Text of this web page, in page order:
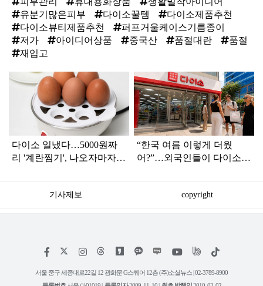
유분기많은피부
다이소꿀템
다이소제품추천
다이소뷰티제품추천
퍼프거울케이스기름종이
저가
아이디어상품 중국산 품절대란
품절
재입고
탑
라
다이소 일냈다…5000원짜
리 '계란찜기', 나오자마자
“한국 여름 이렇게 더웠
어?”…외국인들이 다이소서
기사제보 copyright
페
스
북
인
타
그
위
트
리
틱
서울 중구 세종대로22길 12 광화문 G스퀘어 12층 (주)소셜뉴스 | 02-3789-8900